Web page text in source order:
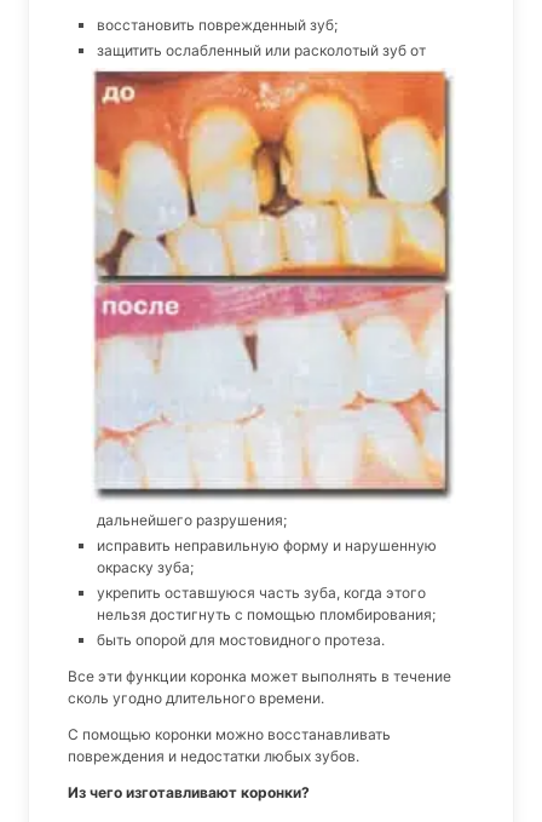
восстановить поврежденный зуб;
защитить ослабленный или расколотый зуб от
дальнейшего разрушения;
исправить неправильную форму и нарушенную
окраску зуба;
укрепить оставшуюся часть зуба, когда этого
нельзя достигнуть с помощью пломбирования;
быть опорой для мостовидного протеза.
Все эти функции коронка может выполнять в течение
сколь угодно длительного времени.
С помощью коронки можно восстанавливать
повреждения и недостатки любых зубов.
Из чего изготавливают коронки?